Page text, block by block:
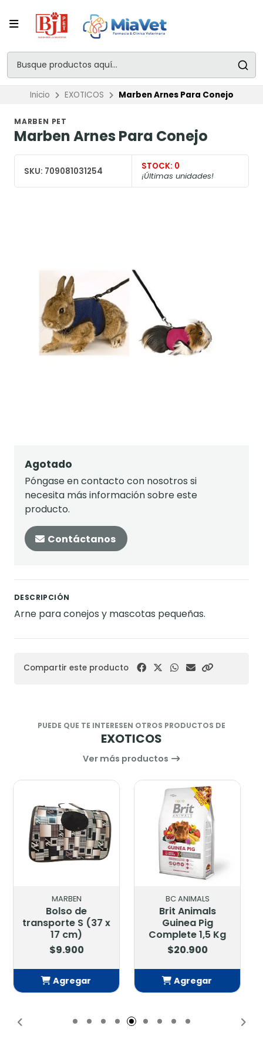
Inicio EXOTICOS Marben Arnes Para Conejo
MARBEN PET
Marben Arnes Para Conejo
SKU: 709081031254 STOCK: 0
¡Últimas unidades!
Agotado
Póngase en contacto con nosotros si
necesita más información sobre este
producto.
Contáctanos
DESCRIPCIÓN
Arne para conejos y mascotas pequeñas.
Compartir este producto
PUEDE QUE TE INTERESEN OTROS PRODUCTOS DE
EXOTICOS
Ver más productos
BC ANIMALS
Brit Animals
Guinea Pig
Complete 1,5 Kg
$20.900
Agregar
BC ANIMALS
Brit Animals Rabbit
Adult 300 G
$5.900
Agregar